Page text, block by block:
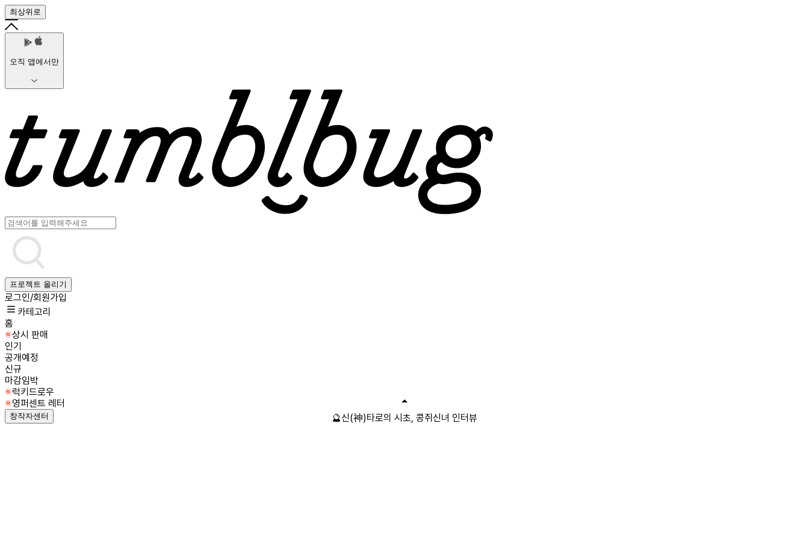
최상위로
오직 앱에서만
프로젝트 올리기
로그인/회원가입
카테고리
홈
상시 판매
인기
공개예정
신규
마감임박
럭키드로우
영퍼센트 레터
창작자센터 🔮신(神)타로의 시초, 콩쥐신녀 인터뷰